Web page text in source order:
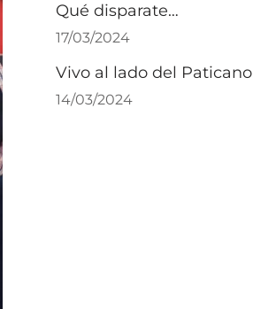
Qué disparate…
17/03/2024
Vivo al lado del Paticano
14/03/2024